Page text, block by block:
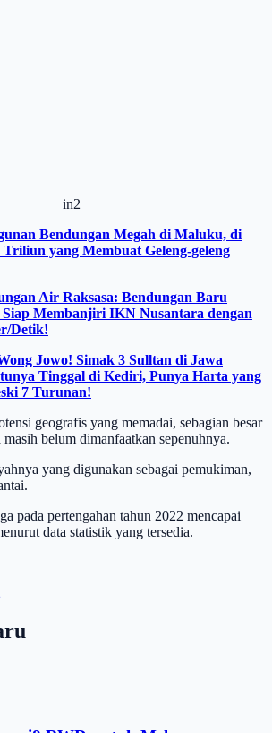
in2
Bendungan Megah di Maluku, di
yang Membuat Geleng-geleng
Air Raksasa: Bendungan Baru
Membanjiri IKN Nusantara dengan
Detik!
Jowo! Simak 3 Sulltan di Jawa
Tinggal di Kediri, Punya Harta yang
7 Turunan!
geografis yang memadai, sebagian besar
belum dimanfaatkan sepenuhnya.
yang digunakan sebagai pemukiman,
pada pertengahan tahun 2022 mencapai
data statistik yang tersedia.